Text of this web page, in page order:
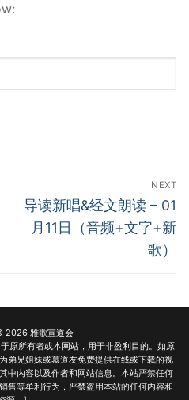
NEXT
Next
post:
导读新唱&经文朗读 – 01
月11日（音频+文字+新
歌）
雅歌宣道会
原所有者或本网站，用于非盈利目的。如原
弟兄姐妹或慕道友免费提供在线或下载的视
中内容以及作者和网站信息。本站严禁任何
售等牟利行为，严禁盗用本站的任何内容和